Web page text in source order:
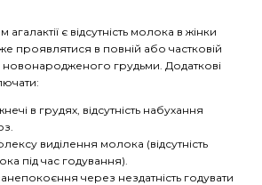
є відсутність молока в жінки
проявлятися в повній або частковій
новонародженого грудьми. Додаткові
в грудях, відсутність набухання
виділення молока (відсутність
під час годування).
через нездатність годувати